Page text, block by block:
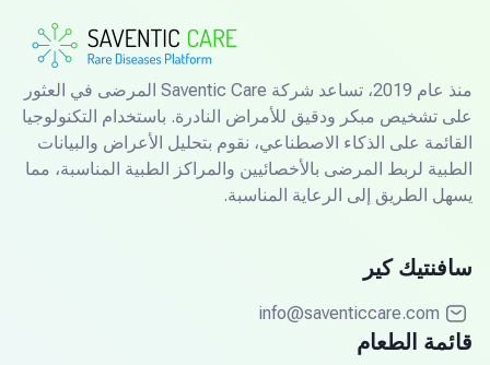
منذ عام 2019، تساعد شركة Saventic Care المرضى في العثور
على تشخيص مبكر ودقيق للأمراض النادرة. باستخدام التكنولوجيا
القائمة على الذكاء الاصطناعي، نقوم بتحليل الأعراض والبيانات
الطبية لربط المرضى بالأخصائيين والمراكز الطبية المناسبة، مما
يسهل الطريق إلى الرعاية المناسبة.
سافنتيك كير
info@saventiccare.com
قائمة الطعام